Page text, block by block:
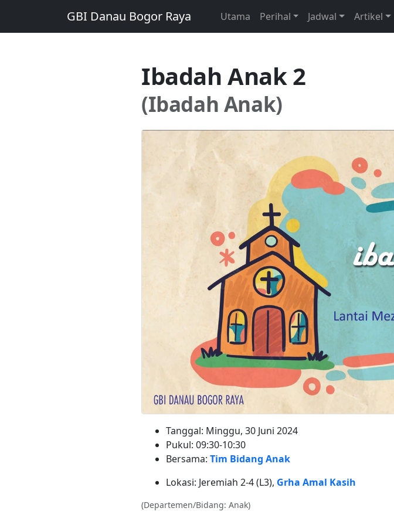
GBI Danau Bogor Raya Utama Perihal Jadwal Artikel
Ibadah Anak 2
(Ibadah Anak)
Tanggal: Minggu, 30 Juni 2024
Pukul: 09:30-10:30
Bersama: Tim Bidang Anak
Lokasi: Jeremiah 2-4 (L3), Grha Amal Kasih
(Departemen/Bidang: Anak)